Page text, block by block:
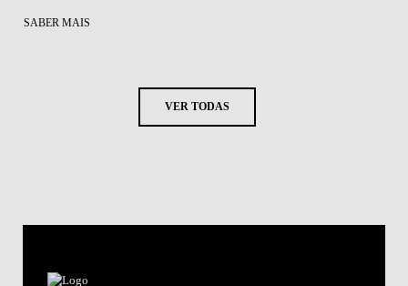
SABER MAIS
VER TODAS